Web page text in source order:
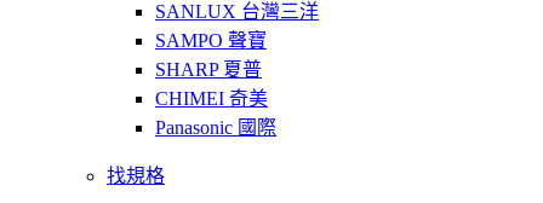
SANLUX 台灣三洋
SAMPO 聲寶
SHARP 夏普
CHIMEI 奇美
Panasonic 國際
找規格